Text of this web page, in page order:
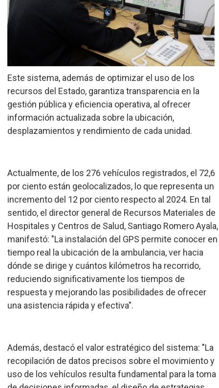
»
Internacionales
Este sistema, además de optimizar el uso de los
recursos del Estado, garantiza transparencia en la
gestión pública y eficiencia operativa, al ofrecer
información actualizada sobre la ubicación,
desplazamientos y rendimiento de cada unidad.
Actualmente, de los 276 vehículos registrados, el 72,6
por ciento están geolocalizados, lo que representa un
incremento del 12 por ciento respecto al 2024. En tal
sentido, el director general de Recursos Materiales de
Hospitales y Centros de Salud, Santiago Romero Ayala,
manifestó: "La instalación del GPS permite conocer en
tiempo real la ubicación de la ambulancia, ver hacia
dónde se dirige y cuántos kilómetros ha recorrido,
reduciendo significativamente los tiempos de
respuesta y mejorando las posibilidades de ofrecer
una asistencia rápida y efectiva".
Además, destacó el valor estratégico del sistema: "La
recopilación de datos precisos sobre el movimiento y
uso de los vehículos resulta fundamental para la toma